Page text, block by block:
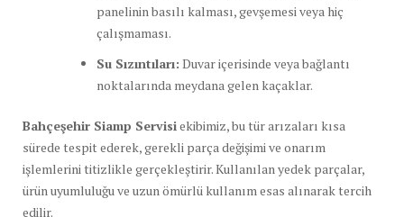
panelinin basılı kalması, gevşemesi veya hiç
çalışmaması.
Su Sızıntıları: Duvar içerisinde veya bağlantı
noktalarında meydana gelen kaçaklar.
Bahçeşehir Siamp Servisiekibimiz, bu tür arızaları kısa
sürede tespit ederek, gerekli parça değişimi ve onarım
işlemlerini titizlikle gerçekleştirir. Kullanılan yedek parçalar,
ürün uyumluluğu ve uzun ömürlü kullanım esas alınarak tercih
edilir.